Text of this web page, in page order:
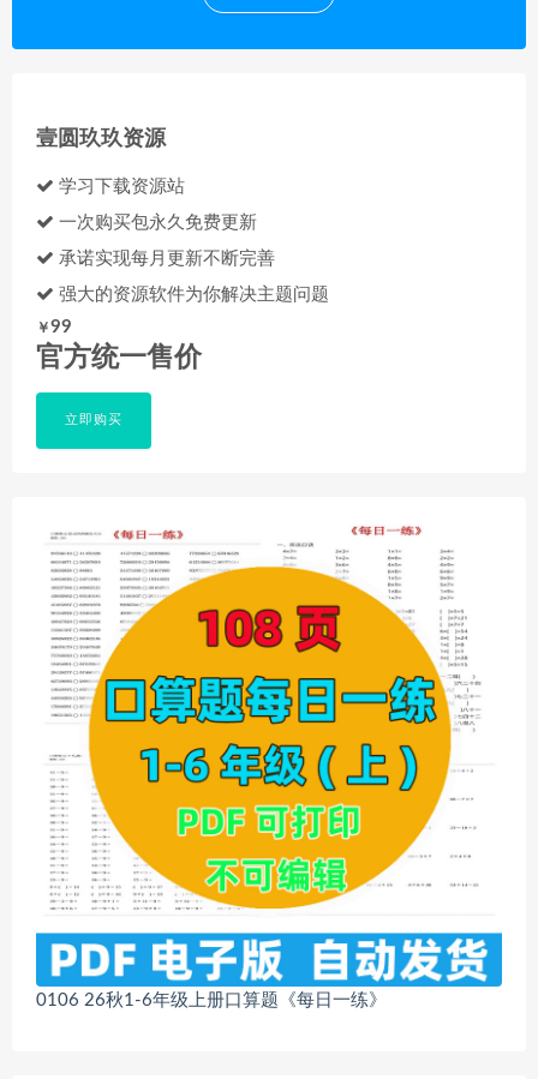
壹圆玖玖资源
学习下载资源站
一次购买包永久免费更新
承诺实现每月更新不断完善
强大的资源软件为你解决主题问题
￥99
官方统一售价
立即购买
0106 26秋1-6年级上册口算题《每日一练》